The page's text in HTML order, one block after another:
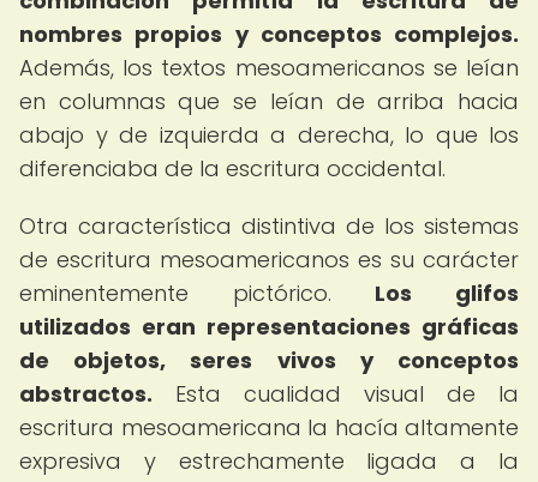
nombres propios y conceptos complejos.
Además, los textos mesoamericanos se leían
en columnas que se leían de arriba hacia
abajo y de izquierda a derecha, lo que los
diferenciaba de la escritura occidental.
Otra característica distintiva de los sistemas
de escritura mesoamericanos es su carácter
eminentemente pictórico. Los glifos
utilizados eran representaciones gráficas
de objetos, seres vivos y conceptos
abstractos. Esta cualidad visual de la
escritura mesoamericana la hacía altamente
expresiva y estrechamente ligada a la